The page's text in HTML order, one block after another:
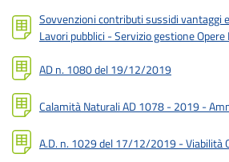
Sovvenzioni contributi sussidi vantaggi
Lavori pubblici - Servizio gestione Opere
AD n. 1080 del 19/12/2019
Calamità Naturali AD 1078 - 2019 -
A.D. n. 1029 del 17/12/2019 - Viabilità